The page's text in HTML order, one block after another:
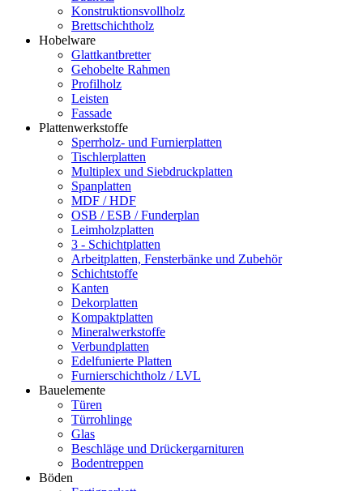
Konstruktionsvollholz
Brettschichtholz
Hobelware
Glattkantbretter
Gehobelte Rahmen
Profilholz
Leisten
Fassade
Plattenwerkstoffe
Sperrholz- und Furnierplatten
Tischlerplatten
Multiplex und Siebdruckplatten
Spanplatten
MDF / HDF
OSB / ESB / Funderplan
Leimholzplatten
3 - Schichtplatten
Arbeitplatten, Fensterbänke und Zubehör
Schichtstoffe
Kanten
Dekorplatten
Kompaktplatten
Mineralwerkstoffe
Verbundplatten
Edelfunierte Platten
Furnierschichtholz / LVL
Bauelemente
Türen
Türrohlinge
Glas
Beschläge und Drückergarnituren
Bodentreppen
Böden